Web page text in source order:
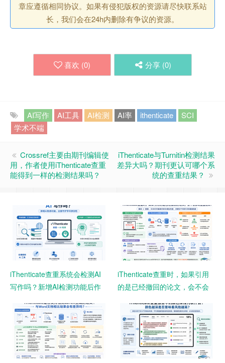
章应遵循相同协议。如果有侵犯版权的资源请尽快联系站
长，我们会在24h内删除有争议的资源。
喜欢 (0) 分享 (0)
AI写作 AI工具 AI检测 AI率 ithenticate
SCI
学术不端
Crossref主要由期刊编辑使
用，作者使用iThenticate查重
能得到一样的检测结果吗？
iThenticate与Turnitin检测结果
差异大吗？期刊更认可哪个系
统的查重结果？
iThenticate查重系统会检测AI
写作吗？新增AI检测功能后作
iThenticate查重时，如果引用
的是已经撤回的论文，会不会